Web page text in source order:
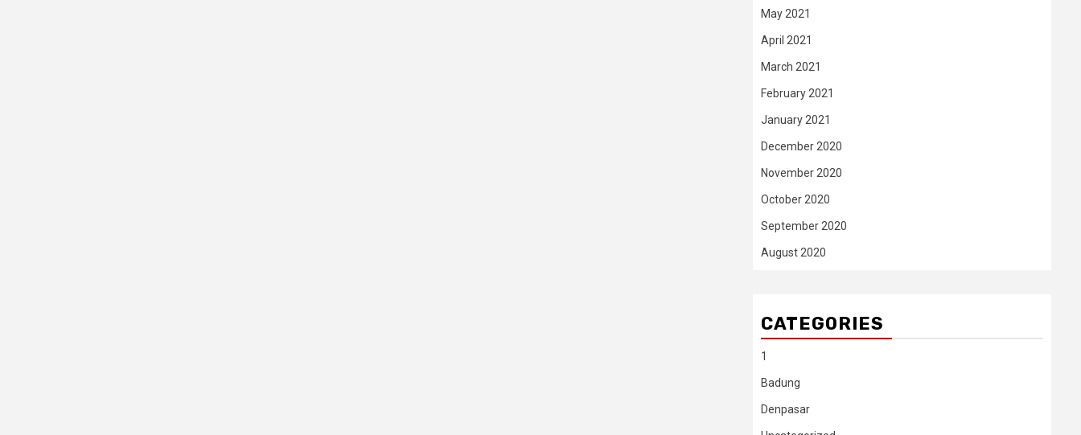
May 2021
April 2021
March 2021
February 2021
January 2021
December 2020
November 2020
October 2020
September 2020
August 2020
CATEGORIES
1
Badung
Denpasar